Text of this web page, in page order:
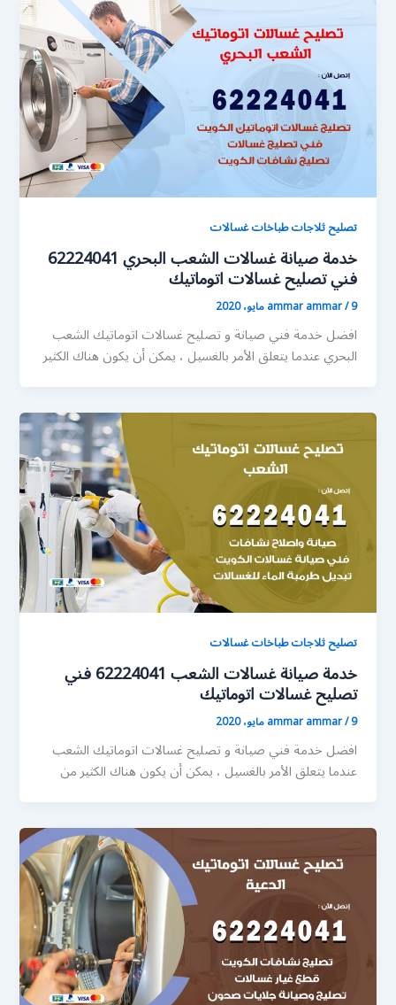
تصليح ثلاجات طباخات غسالات
خدمة صيانة غسالات الشعب البحري 62224041
فني تصليح غسالات اتوماتيك
ammar ammar/9 مايو، 2020
افضل خدمة فني صيانة و تصليح غسالات اتوماتيك الشعب
البحري عندما يتعلق الأمر بالغسيل ، يمكن أن يكون هناك الكثير
تصليح ثلاجات طباخات غسالات
خدمة صيانة غسالات الشعب 62224041 فني
تصليح غسالات اتوماتيك
ammar ammar/9 مايو، 2020
افضل خدمة فني صيانة و تصليح غسالات اتوماتيك الشعب
عندما يتعلق الأمر بالغسيل ، يمكن أن يكون هناك الكثير من